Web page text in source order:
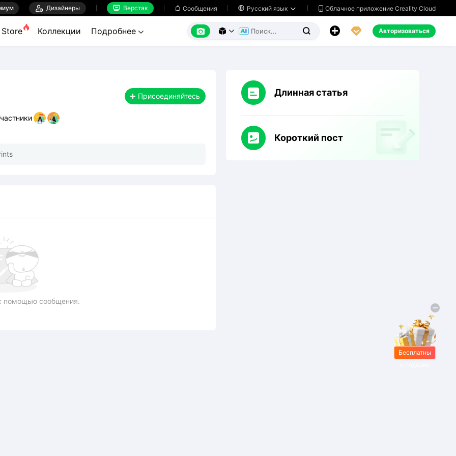
 Дизайнеры  Верстак  Сообщения  Русский язык   Облачное приложение Creality Cloud
Store Коллекции Подробнее        Авторизоваться
Присоединяйтесь
помощью сообщения.
Длинная статья
Короткий пост
Бесплатны